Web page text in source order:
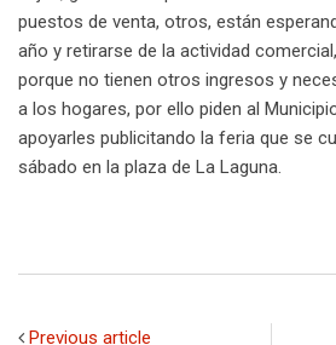
puestos de venta, otros, están
año y retirarse de la actividad
porque no tienen otros ingresos y
a los hogares, por ello piden al
apoyarles publicitando la feria que se
sábado en la plaza de La Laguna.
Previous article